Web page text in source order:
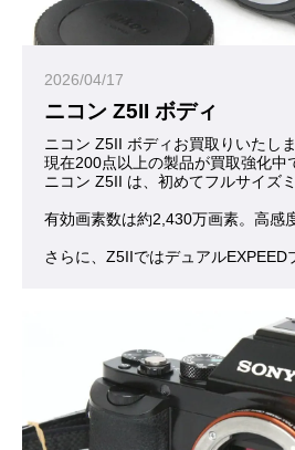
2026/04/17
ニコン Z5II ボディ
ニコン Z5II ボディお買取りいたし
現在200点以上の製品が買取強化
ニコン Z5II は、初めてフルサイズ
有効画素数は約2,430万画素。高感
さらに、Z5IIではデュアル